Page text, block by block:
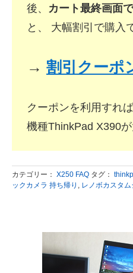
後、 カート最終画面
と、 大幅割引で購入
→ 割引クーポ
クーポンを利用すれ
機種ThinkPad X390が
カテゴリー： X250 FAQ タグ：
ックカメラ 持ち帰り , レノボカスタ